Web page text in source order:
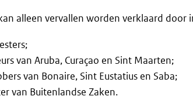
alleen vervallen worden verklaard
van Aruba, Curaçao en Sint Maarten;
van Bonaire, Sint Eustatius en Saba;
van Buitenlandse Zaken.